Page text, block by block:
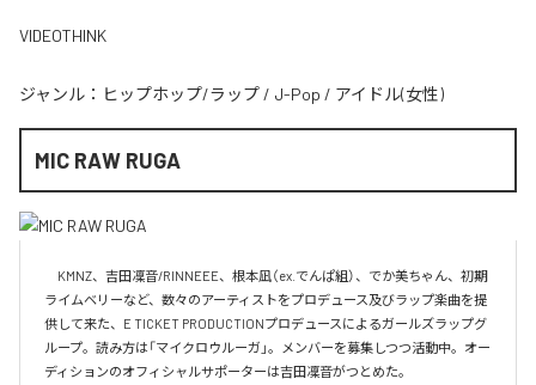
VIDEOTHINK
ジャンル： ヒップホップ/ラップ / J-Pop / アイドル(女性)
MIC RAW RUGA
KMNZ、吉田凜音/RINNEEE、根本凪（ex.でんぱ組）、でか美ちゃん、初期
ライムベリーなど、数々のアーティストをプロデュース及びラップ楽曲を提
供して来た、E TICKET PRODUCTIONプロデュースによるガールズラップグ
ループ。読み方は「マイクロウルーガ」。メンバーを募集しつつ活動中。オー
ディションのオフィシャルサポーターは吉田凜音がつとめた。